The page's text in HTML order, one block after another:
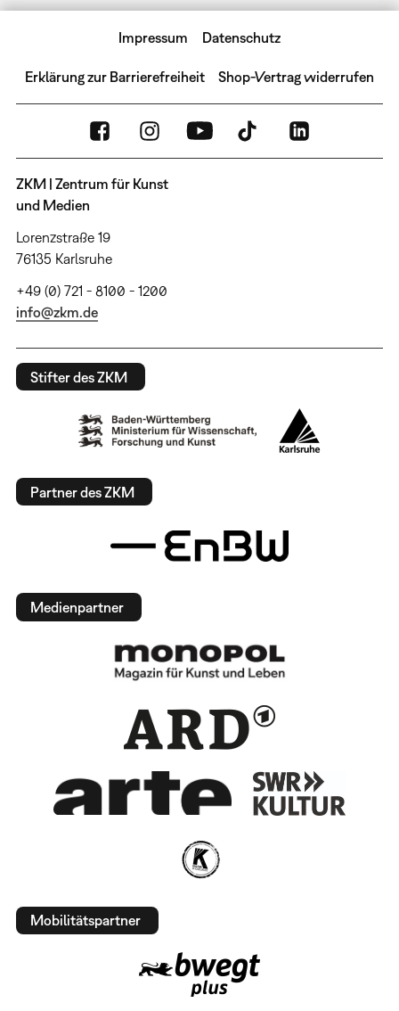
Impressum Datenschutz
Erklärung zur Barrierefreiheit Shop-Vertrag widerrufen
ZKM | Zentrum für Kunst
und Medien
Lorenzstraße 19
76135 Karlsruhe
+49 (0) 721 - 8100 - 1200
info@zkm.de
Stifter des ZKM
Partner des ZKM
Medienpartner
Mobilitätspartner